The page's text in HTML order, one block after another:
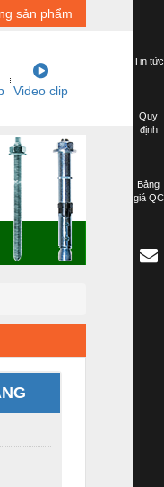
sản phẩm
Video clip
Tin tức
Quy
định
Bảng
giá QC